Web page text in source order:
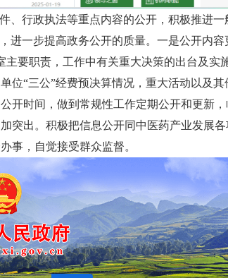
、行政执法等重点内容的公开，积极推进
进一步提高政务公开的质量。一是公开内
要职责，工作中有关重大决策的出台及实
位“三公”经费预决算情况，重大活动以及
时间，做到常规性工作定期公开和更新，
突出。积极把信息公开同中医药产业发展各
事，自觉接受群众监督。